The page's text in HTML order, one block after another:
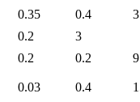
0.35 0.4
0.2
3
0.2 0.2
0.03 0.4